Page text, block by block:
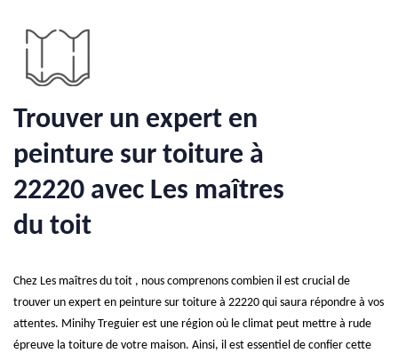
Trouver un expert en
peinture sur toiture à
22220 avec Les maîtres
du toit
Chez Les maîtres du toit , nous comprenons combien il est crucial de
trouver un expert en peinture sur toiture à 22220 qui saura répondre à vos
attentes. Minihy Treguier est une région où le climat peut mettre à rude
épreuve la toiture de votre maison. Ainsi, il est essentiel de confier cette